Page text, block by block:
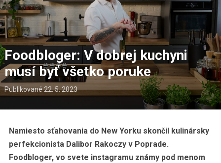
Foodbloger: V dobrej kuchyni
musí byť všetko poruke
Publikované22. 5. 2023
Namiesto sťahovania do New Yorku skončil kulinársky
perfekcionista Dalibor Rakoczy v Poprade.
Foodbloger, vo svete instagramu známy pod menom